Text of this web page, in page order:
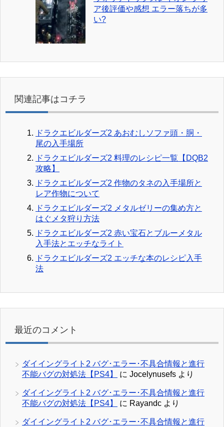
ア後評価や感想 エラー落ちが多
い?
関連記事はコチラ
ドラクエビルダーズ2 あおむしソファ頭・胴・
尾の入手場所
ドラクエビルダーズ2 料理のレシピ一覧【DQB2
攻略】
ドラクエビルダーズ2 作物のタネの入手場所と
レア作物について
ドラクエビルダーズ2 メタルゼリーの集め方と
はぐメタ狩り方法
ドラクエビルダーズ2 赤い宝石とブルーメタル
入手法とエッチなライト
ドラクエビルダーズ2 エッチな本のレシピ入手
法
最近のコメント
ダイイングライト2 バグ･エラー･不具合情報と進行
不能バグの対処法【PS4】
に Jocelynusefs より
ダイイングライト2 バグ･エラー･不具合情報と進行
不能バグの対処法【PS4】
に Rayandc より
ダイイングライト2 バグ･エラー･不具合情報と進行